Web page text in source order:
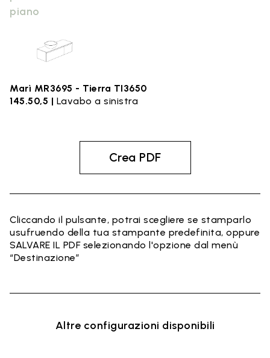
piano
Marì MR3695 - Tierra TI3650
145.50,5 | Lavabo a sinistra
Crea PDF
Cliccando il pulsante, potrai scegliere se stamparlo
usufruendo della tua stampante predefinita, oppure
SALVARE IL PDF selezionando l'opzione dal menù
“Destinazione”
Altre configurazioni disponibili